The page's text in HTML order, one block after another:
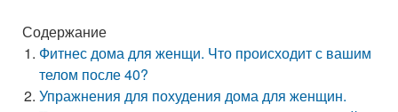
Содержание
Фитнес дома для женщи. Что происходит с вашим
телом после 40?
Упражнения для похудения дома для женщин.